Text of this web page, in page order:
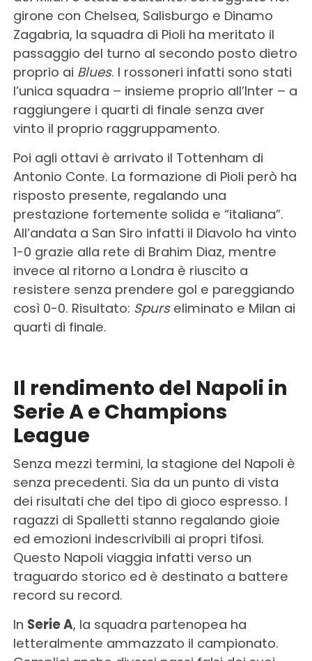
girone con Chelsea, Salisburgo e Dinamo
Zagabria, la squadra di Pioli ha meritato il
passaggio del turno al secondo posto dietro
proprio ai Blues. I rossoneri infatti sono stati
l’unica squadra – insieme proprio all’Inter – a
raggiungere i quarti di finale senza aver
vinto il proprio raggruppamento.
Poi agli ottavi è arrivato il Tottenham di
Antonio Conte. La formazione di Pioli però ha
risposto presente, regalando una
prestazione fortemente solida e “italiana”.
All’andata a San Siro infatti il Diavolo ha vinto
1-0 grazie alla rete di Brahim Diaz, mentre
invece al ritorno a Londra è riuscito a
resistere senza prendere gol e pareggiando
così 0-0. Risultato: Spurseliminato e Milan ai
quarti di finale.
Il rendimento del Napoli in
Serie A e Champions
League
Senza mezzi termini, la stagione del Napoli è
senza precedenti. Sia da un punto di vista
dei risultati che del tipo di gioco espresso. I
ragazzi di Spalletti stanno regalando gioie
ed emozioni indescrivibili ai propri tifosi.
Questo Napoli viaggia infatti verso un
traguardo storico ed è destinato a battere
record su record.
In Serie A, la squadra partenopea ha
letteralmente ammazzato il campionato.